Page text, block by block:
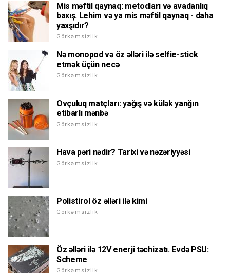
Mis məftil qaynaq: metodları və avadanlıq
baxış. Lehim və ya mis məftil qaynaq - daha
yaxşıdır?
Görkəmsizlik
Nə monopod və öz əlləri ilə selfie-stick
etmək üçün necə
Görkəmsizlik
Ovçuluq matçları: yağış və külək yanğın
etibarlı mənbə
Görkəmsizlik
Hava pəri nədir? Tarixi və nəzəriyyəsi
Görkəmsizlik
Polistirol öz əlləri ilə kimi
Görkəmsizlik
Öz əlləri ilə 12V enerji təchizatı. Evdə PSU:
Scheme
Görkəmsizlik